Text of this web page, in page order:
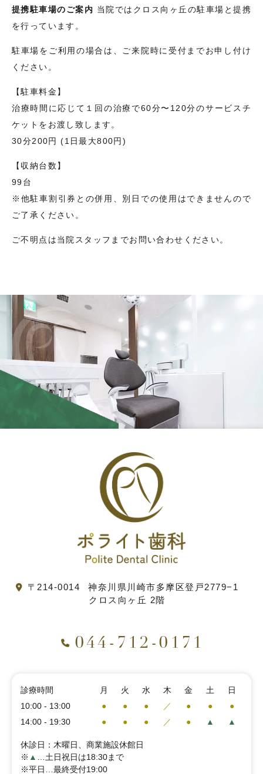
提携駐車場のご案内 当院ではクロス向ヶ丘の駐車場と提携
を行っています。
駐車場をご利用の場合は、ご来院時に受付までお申し付け
ください。
【駐車料金】
治療時間に応じて１回の治療で60分〜120分のサービスチ
ケットをお渡し致します。
30分200円 (1日最大800円)
【収納台数】
99台
※他駐車割引券との併用、別日での使用はできませんので
ご了承ください。
ご不明点は当院スタッフまでお問い合わせください。
〒214-0014
神奈川県川崎市多摩区登戸2779−1
クロス向ヶ丘 2階
044-712-0171
診療時間 月 火 水 木 金 土
日
10:00 - 13:00
● ● ● ／ ● ●
●
14:00 - 19:30
● ● ● ／ ● ▲ ▲
休診日：木曜日、商業施設休館日
※ ▲
…土日祝日は18:30まで
※平日…最終受付19:00